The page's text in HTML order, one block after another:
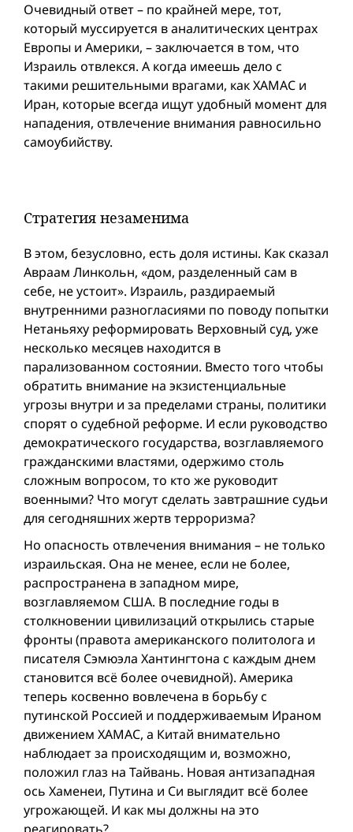
Очевидный ответ – по крайней мере, тот,
который муссируется в аналитических центрах
Европы и Америки, – заключается в том, что
Израиль отвлекся. А когда имеешь дело с
такими решительными врагами, как ХАМАС и
Иран, которые всегда ищут удобный момент для
нападения, отвлечение внимания равносильно
самоубийству.
Стратегия незаменима
В этом, безусловно, есть доля истины. Как сказал
Авраам Линкольн, «дом, разделенный сам в
себе, не устоит». Израиль, раздираемый
внутренними разногласиями по поводу попытки
Нетаньяху реформировать Верховный суд, уже
несколько месяцев находится в
парализованном состоянии. Вместо того чтобы
обратить внимание на экзистенциальные
угрозы внутри и за пределами страны, политики
спорят о судебной реформе. И если руководство
демократического государства, возглавляемого
гражданскими властями, одержимо столь
сложным вопросом, то кто же руководит
военными? Что могут сделать завтрашние судьи
для сегодняшних жертв терроризма?
Но опасность отвлечения внимания – не только
израильская. Она не менее, если не более,
распространена в западном мире,
возглавляемом США. В последние годы в
столкновении цивилизаций открылись старые
фронты (правота американского политолога и
писателя Сэмюэла Хантингтона с каждым днем
становится всё более очевидной). Америка
теперь косвенно вовлечена в борьбу с
путинской Россией и поддерживаемым Ираном
движением ХАМАС, а Китай внимательно
наблюдает за происходящим и, возможно,
положил глаз на Тайвань. Новая антизападная
ось Хаменеи, Путина и Си выглядит всё более
угрожающей. И как мы должны на это